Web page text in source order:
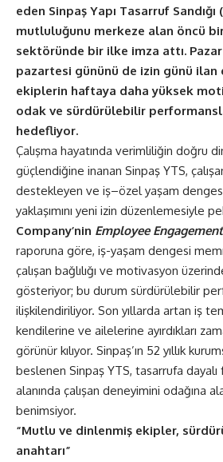
eden Sinpaş Yapı Tasarruf Sandığı
mutluluğunu merkeze alan öncü
sektöründe bir ilke imza attı.
pazartesi gününü de izin günü ilan
ekiplerin haftaya daha yüksek
odak ve sürdürülebilir
hedefliyor.
Çalışma hayatında verimliliğin doğru
güçlendiğine inanan Sinpaş YTS,
destekleyen ve iş–özel yaşam
yaklaşımını yeni izin düzenlemesiyle
Company’nin Employee
raporuna göre, iş-yaşam dengesi
çalışan bağlılığı ve motivasyon
gösteriyor; bu durum sürdürülebilir
ilişkilendiriliyor. Son yıllarda artan iş
kendilerine ve ailelerine ayırdıkları
görünür kılıyor. Sinpaş’ın 52 yıllık
beslenen Sinpaş YTS, tasarrufa dayalı
alanında çalışan deneyimini odağına
benimsiyor.
“Mutlu ve dinlenmiş ekipler,
anahtarı”